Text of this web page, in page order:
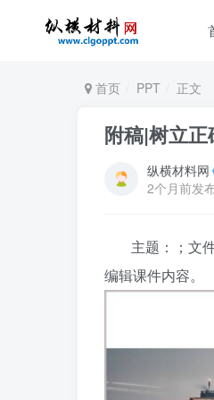
首页 PPT 正文
附稿|树立
纵横材料网
2个月前发
主题： ；文
编辑课件内容。